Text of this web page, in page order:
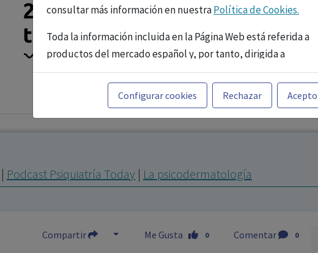
consultar más información en nuestraPolítica de Cookies.
Toda la información incluida en la Página Web está referida a
productos del mercado español y, por tanto, dirigida a
profesionales sanitarios legalmente facultados para
prescribir o dispensar medicamentos con ejercicio
profesional. La información técnica de los fármacos se facilita
a título meramente informativo, siendo responsabilidad de
a las necesidades del paciente.
Configurar cookies Rechazar Acepto
| Podcast Psiquiatría Today | La psicodermatología
Compartir Me Gusta 0 Comentar 0